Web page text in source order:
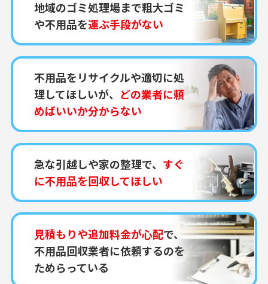
地域のゴミ処理場まで粗大ゴミ
や不用品を運ぶ手段がない
不用品をリサイクルや適切に処
理してほしいが、 どの業者に頼
めばいいか分からない
急な引越しや家の整理で、 すぐ
に不用品を回収してほしい
見積もりや追加料金が心配で、
不用品回収業者に依頼するのを
ためらっている